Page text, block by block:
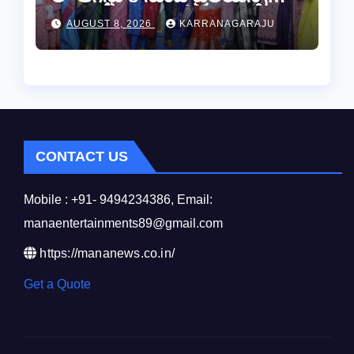
డైమండ్ జ్యాయలరీ షో..
AUGUST 8, 2026 KARRANAGARAJU
CONTACT US
Mobile : +91- 9494234386, Email:
manaentertainments89@gmail.com
https://mananews.co.in/
Get a Quote